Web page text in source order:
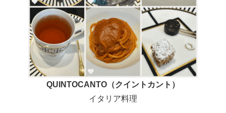
QUINTOCANTO（クイントカント）
イタリア料理